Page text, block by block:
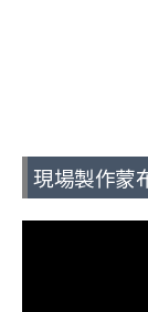
現場製作蒙